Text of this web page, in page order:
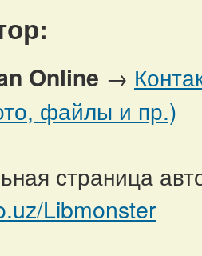
Online →
файлы и пр.)
страница
Libmonster